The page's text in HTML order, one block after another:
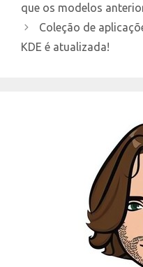
que os modelos
Coleção de
KDE é atualizada!